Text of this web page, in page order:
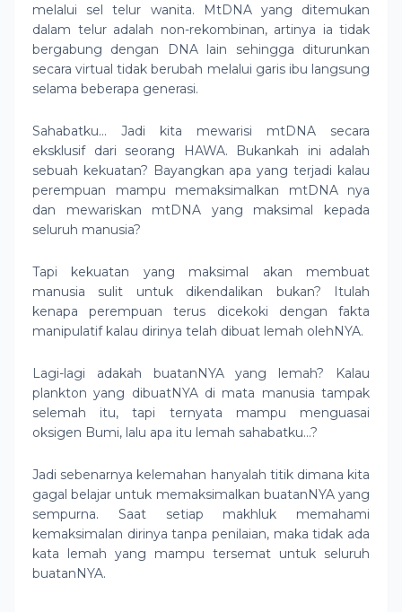
melalui sel telur wanita. MtDNA yang ditemukan
dalam telur adalah non-rekombinan, artinya ia tidak
bergabung dengan DNA lain sehingga diturunkan
secara virtual tidak berubah melalui garis ibu langsung
selama beberapa generasi.
Sahabatku… Jadi kita mewarisi mtDNA secara
eksklusif dari seorang HAWA. Bukankah ini adalah
sebuah kekuatan? Bayangkan apa yang terjadi kalau
perempuan mampu memaksimalkan mtDNA nya
dan mewariskan mtDNA yang maksimal kepada
seluruh manusia?
Tapi kekuatan yang maksimal akan membuat
manusia sulit untuk dikendalikan bukan? Itulah
kenapa perempuan terus dicekoki dengan fakta
manipulatif kalau dirinya telah dibuat lemah olehNYA.
Lagi-lagi adakah buatanNYA yang lemah? Kalau
plankton yang dibuatNYA di mata manusia tampak
selemah itu, tapi ternyata mampu menguasai
oksigen Bumi, lalu apa itu lemah sahabatku…?
Jadi sebenarnya kelemahan hanyalah titik dimana kita
gagal belajar untuk memaksimalkan buatanNYA yang
sempurna. Saat setiap makhluk memahami
kemaksimalan dirinya tanpa penilaian, maka tidak ada
kata lemah yang mampu tersemat untuk seluruh
buatanNYA.